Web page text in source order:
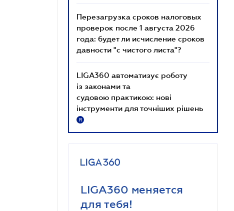
Перезагрузка сроков налоговых
проверок после 1 августа 2026
года: будет ли исчисление сроков
давности "с чистого листа"?
LIGA360 автоматизує роботу
із законами та
судовою практикою: нові
інструменти для точніших рішень
R
LIGA360 меняется
для тебя!